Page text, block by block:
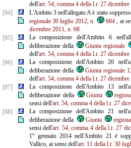
dell'art. 54, comma 4 della l.r. 27
[84]
L'Ambito 3 nell'allegato A è stato
regionale 30 luglio 2012, n.
684 , ai
dicembre 2011, n. 68 .
[85]
La composizione dell'Ambito 6
deliberazione della
Giunta regionale
dell'art. 54, comma 4 della l.r. 27
[86]
La composizione dell'Ambito 20
deliberazione della
Giunta regionale
dell'art. 54, comma 4 della l.r. 27
[87]
La composizione dell'Ambito 13
deliberazione della
Giunta
sensi dell'art. 54, comma 4 della l.r. 27
[88]
La composizione dell'Ambito 21
deliberazione della
Giunta
sensi dell'art. 54, comma 4 della l.r. 27
1° gennaio 2014 nell'Ambito 21 è
Vallico, ai sensi dell'art. 11 della l.r. 30